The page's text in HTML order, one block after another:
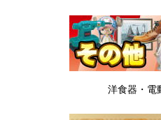
洋食器・電